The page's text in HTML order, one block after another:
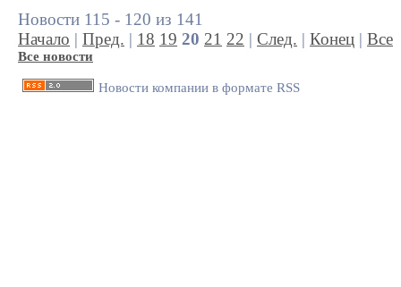
Новости 115 - 120 из 141
Начало | Пред. | 18 19 20 21 22 | След. | Конец | Все
Все новости
Новости компании в формате RSS